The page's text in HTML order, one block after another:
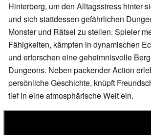
Hinterberg, um den Alltagsstress hinter
und sich stattdessen gefährlichen
Monster und Rätsel zu stellen. Spieler
Fähigkeiten, kämpfen in dynamischen
und erforschen eine geheimnisvolle
Dungeons. Neben packender Action
persönliche Geschichte, knüpft
tief in eine atmosphärische Welt ein.